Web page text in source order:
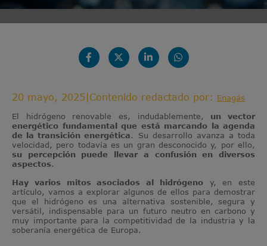
20 mayo, 2025 Contenido redactado por: Enagás
El hidrógeno renovable es, indudablemente, un vector
energético fundamental que está marcando la agenda
de la transición energética. Su desarrollo avanza a toda
velocidad, pero todavía es un gran desconocido y, por ello,
su percepción puede llevar a confusión en diversos
aspectos.
Hay varios mitos asociados al hidrógenoy, en este
artículo, vamos a explorar algunos de ellos para demostrar
que el hidrógeno es una alternativa sostenible, segura y
versátil, indispensable para un futuro neutro en carbono y
muy importante para la competitividad de la industria y la
soberanía energética de Europa.